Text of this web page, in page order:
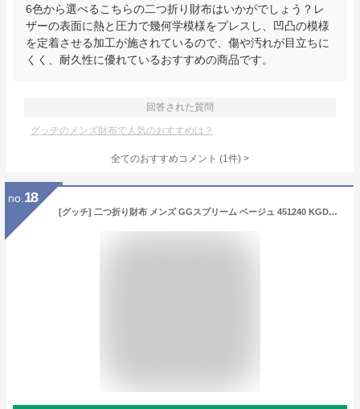
6色から選べるこちらの二つ折り財布はいかがでしょう？レ
ザーの表面に熱と圧力で幾何学模様をプレスし、凹凸の模様
を定着させる加工が施されているので、傷や汚れが目立ちに
くく、耐久性に優れているおすすめの商品です。
回答された質問
グッチのメンズ財布で人気のおすすめは？
全てのおすすめコメント (1件) >
no. 18
[グッチ] 二つ折り財布 メンズ GGスプリーム ベージュ 451240 KGDHN 9769 [並行輸入品]